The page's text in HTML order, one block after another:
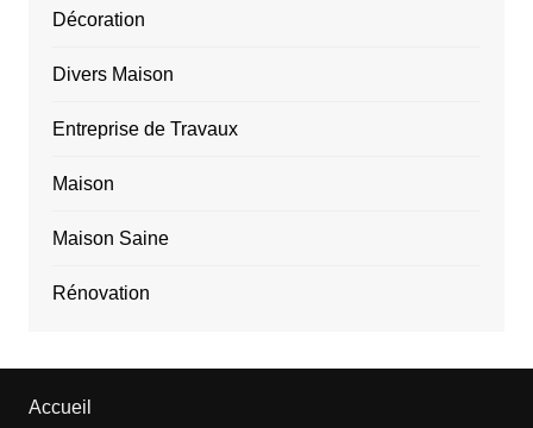
Décoration
Divers Maison
Entreprise de Travaux
Maison
Maison Saine
Rénovation
Accueil